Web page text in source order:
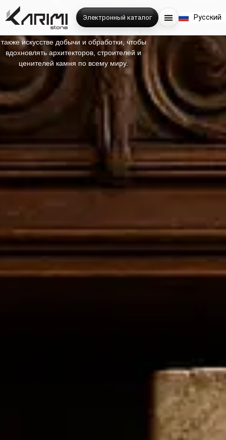
Русский
فارسی
Электронный каталог
В нашем блоге мы делимся аналитикой о
натуральном камне, тенденциях дизайна, а
также искусстве добычи и обработки, чтобы
вдохновлять архитекторов, строителей и
ценителей камня по всему миру.